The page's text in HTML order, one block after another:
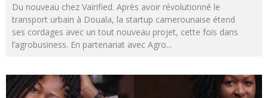
Du nouveau chez Vairified. Après avoir révolutionné le
transport urbain à Douala, la startup camerounaise étend
ses cordages avec un tout nouveau projet, cette fois dans
l’agrobusiness. En partenariat avec Agro...